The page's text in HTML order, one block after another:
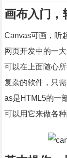
画布入门，
Canvas可画，听
网页开发中的一
可以在上面随心
复杂的软件，只
as是HTML5的一
可以用它来做各种